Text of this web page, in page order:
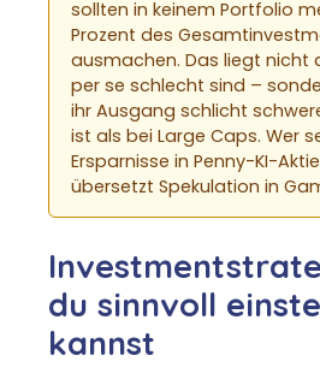
sollten in keinem Portfolio
Prozent des
ausmachen. Das liegt nicht
per se schlecht sind –
ihr Ausgang schlicht
ist als bei Large Caps. Wer
Ersparnisse in Penny-KI-
übersetzt Spekulation in
du sinnvoll
kannst